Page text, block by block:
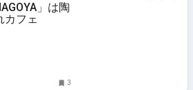
」は陶
カフェ
3